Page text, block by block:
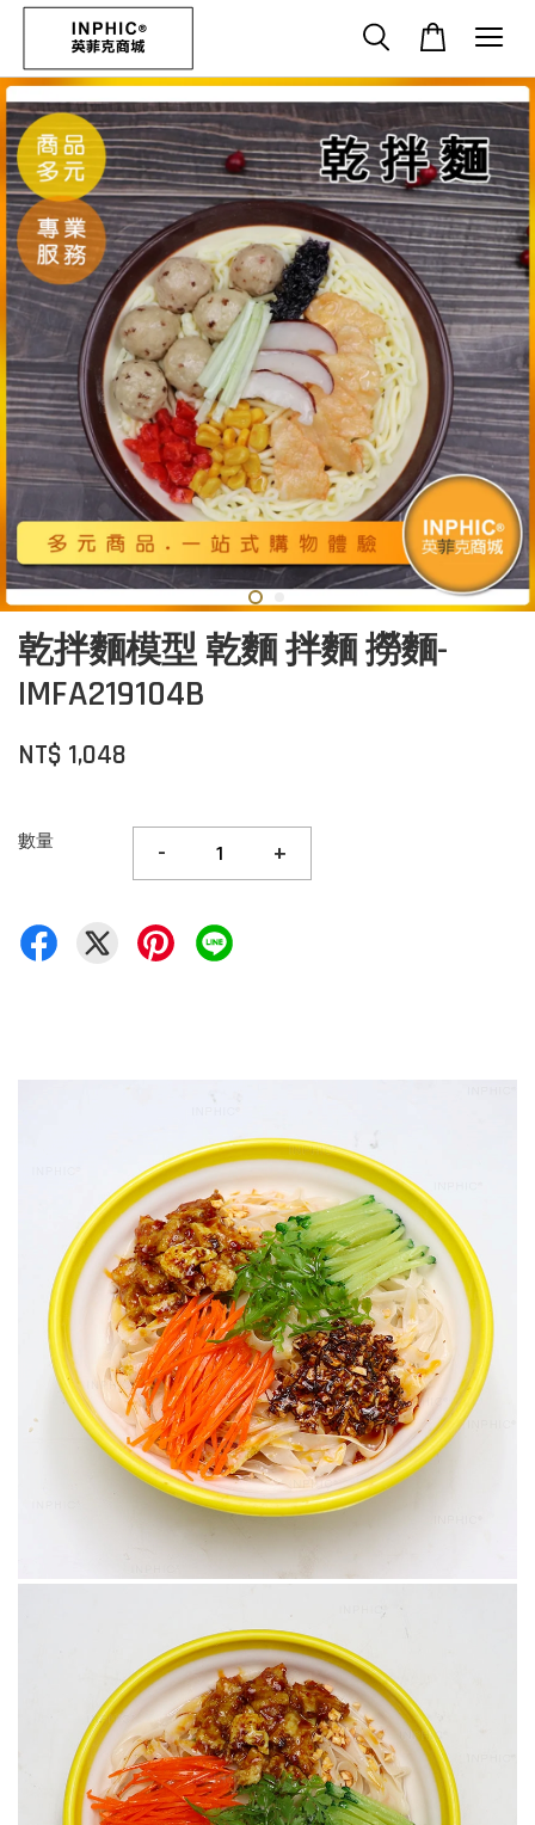
乾拌麵模型 乾麵 拌麵 撈麵-
IMFA219104B
NT$ 1,048
數量 - +